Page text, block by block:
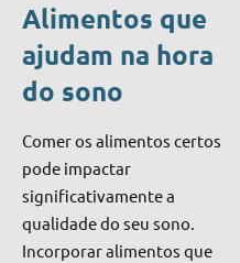
Alimentos que
ajudam na hora
do sono
Comer os alimentos certos
pode impactar
significativamente a
qualidade do seu sono.
Incorporar alimentos que